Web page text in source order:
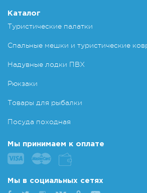
Каталог
Туристические палатки
Спальные мешки и туристические
Надувные лодки ПВХ
Рюкзаки
Товары для рыбалки
Посуда походная
Мы принимаем к оплате
Мы в социальных сетях